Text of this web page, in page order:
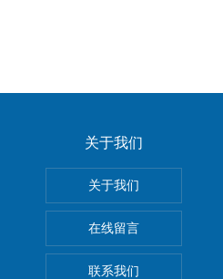
关于我们
关于我们
在线留言
联系我们